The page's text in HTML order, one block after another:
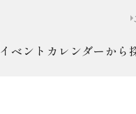
イベントカレンダーから